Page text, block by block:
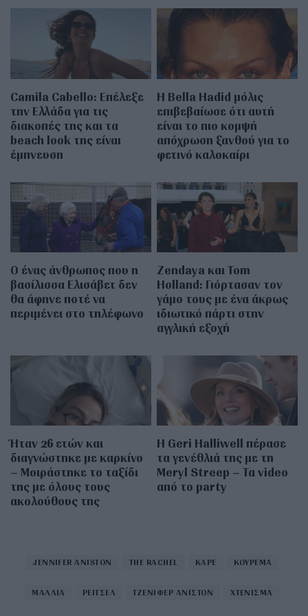
Camila Cabello: Επέλεξε
την Ελλάδα για τις
διακοπές της και τα
beach look της είναι
έμπνευση
Η Bella Hadid μόλις
επιβεβαίωσε ότι αυτή
είναι το πιο κομψή
απόχρωση ξανθού για το
φετινό καλοκαίρι
Ο ένας άνθρωπος που η
βασίλισσα Ελισάβετ δεν
θα άφηνε ποτέ να
περιμένει στο τηλέφωνο
Zendaya και Tom
Holland: Γιόρτασαν τον
γάμο τους με ένα άκρως
ιδιωτικό πάρτι στην
αγγλική εξοχή
Ήταν 26 ετών και
διαγνώστηκε με καρκίνο
– Μοιράστηκε το ταξίδι
της με όλους τους
ακολούθους της
Η Geri Halliwell πέρασε
τα γενέθλιά της με τη
Meryl Streep – Τα video
από το party
JENNIFER ANISTON THE RACHEL ΚΑΡΕ ΚΟΥΡΕΜΑ
ΜΑΛΛΙΑ ΡΕΙΤΣΕΛ ΤΖΕΝΙΦΕΡ ΑΝΙΣΤΟΝ ΧΤΕΝΙΣΜΑ